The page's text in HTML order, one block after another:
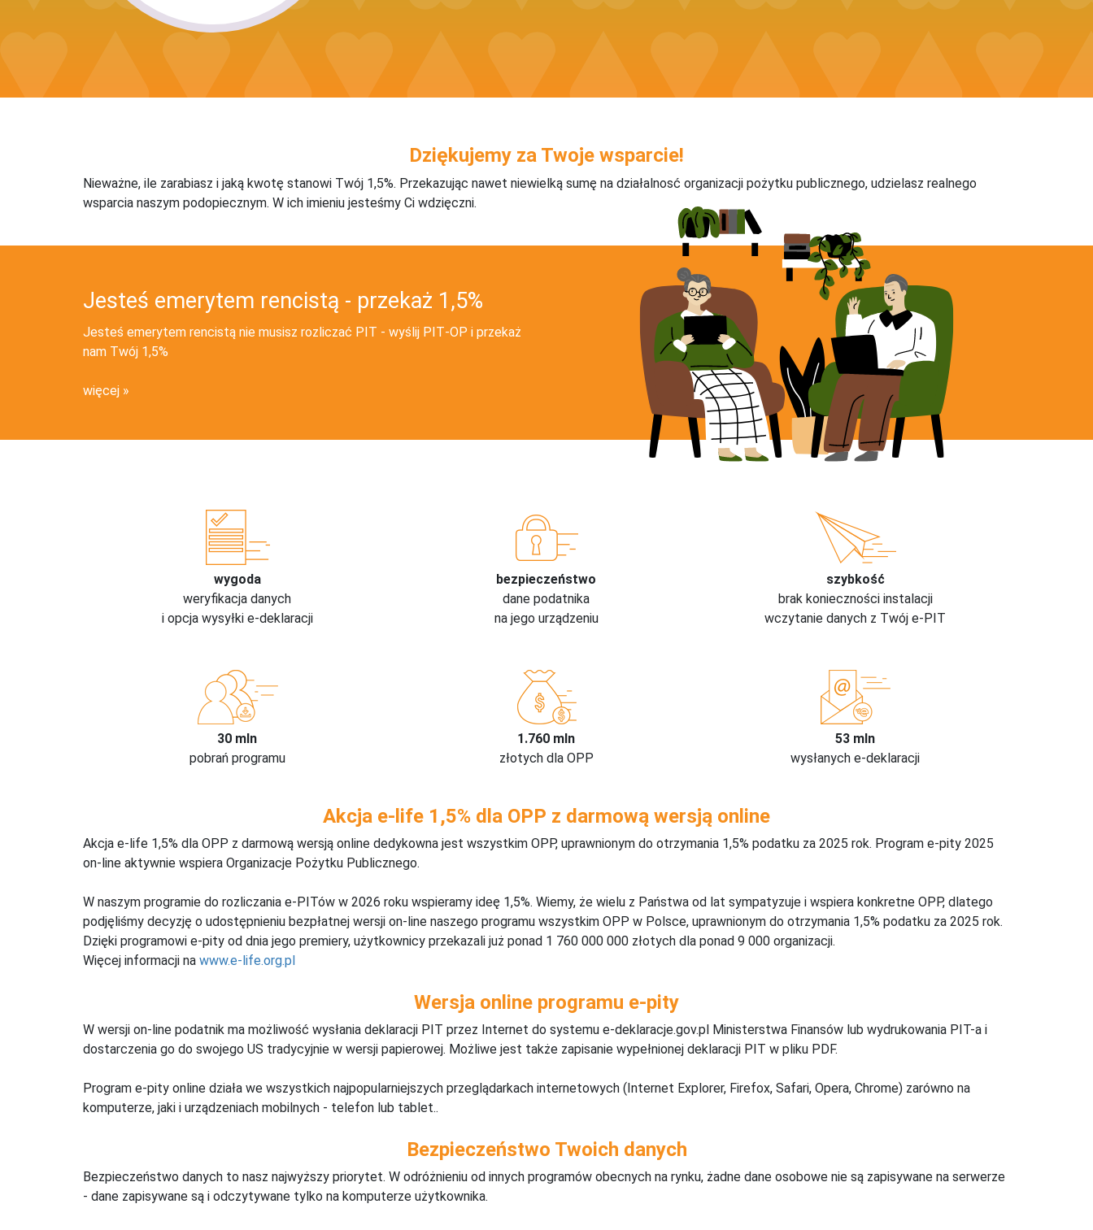
Dziękujemy za Twoje wsparcie!
Nieważne, ile zarabiasz i jaką kwotę stanowi Twój 1,5%. Przekazując nawet niewielką sumę na działalnosć organizacji pożytku publicznego, udzielasz realnego
wsparcia naszym podopiecznym. W ich imieniu jesteśmy Ci wdzięczni.
Jesteś emerytem rencistą - przekaż 1,5%
Jesteś emerytem rencistą nie musisz rozliczać PIT - wyślij PIT‑OP i przekaż
nam Twój 1,5%
więcej
wygoda
weryfikacja danych
i opcja wysyłki e-deklaracji
bezpieczeństwo
dane podatnika
na jego urządzeniu
szybkość
brak konieczności instalacji
wczytanie danych z Twój e-PIT
30 mln
pobrań programu
1.760 mln
złotych dla OPP
53 mln
wysłanych e-deklaracji
Akcja e-life 1,5% dla OPP z darmową wersją online
Akcja e-life 1,5% dla OPP z darmową wersją online dedykowna jest wszystkim OPP, uprawnionym do otrzymania 1,5% podatku za 2025 rok. Program e-pity 2025
on-line aktywnie wspiera Organizacje Pożytku Publicznego.
W naszym programie do rozliczania e-PITów w 2026 roku wspieramy ideę 1,5%. Wiemy, że wielu z Państwa od lat sympatyzuje i wspiera konkretne OPP, dlatego
podjęliśmy decyzję o udostępnieniu bezpłatnej wersji on-line naszego programu wszystkim OPP w Polsce, uprawnionym do otrzymania 1,5% podatku za 2025 rok.
Dzięki programowi e-pity od dnia jego premiery, użytkownicy przekazali już ponad 1 760 000 000 złotych dla ponad 9 000 organizacji.
Więcej informacji na www.e-life.org.pl
Wersja online programu e-pity
W wersji on-line podatnik ma możliwość wysłania deklaracji PIT przez Internet do systemu e-deklaracje.gov.pl Ministerstwa Finansów lub wydrukowania PIT-a i
dostarczenia go do swojego US tradycyjnie w wersji papierowej. Możliwe jest także zapisanie wypełnionej deklaracji PIT w pliku PDF.
Program e-pity online działa we wszystkich najpopularniejszych przeglądarkach internetowych (Internet Explorer, Firefox, Safari, Opera, Chrome) zarówno na
komputerze, jaki i urządzeniach mobilnych - telefon lub tablet..
Bezpieczeństwo Twoich danych
Bezpieczeństwo danych to nasz najwyższy priorytet. W odróżnieniu od innych programów obecnych na rynku, żadne dane osobowe nie są zapisywane na serwerze
- dane zapisywane są i odczytywane tylko na komputerze użytkownika.